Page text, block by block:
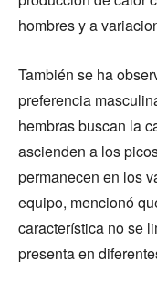
hombres y a
También se ha
preferencia
hembras buscan la
ascienden a los
permanecen en los
equipo, mencionó
característica no se
presenta en